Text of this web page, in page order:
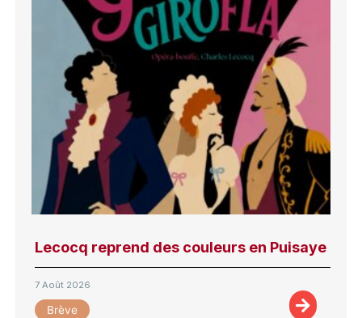
Lecocq reprend des couleurs en Puisaye
7 Août 2026
Brève